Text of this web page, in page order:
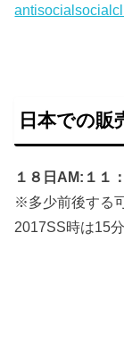
日本での販
１８日AM:１１
※多少前後する
2017SS時は15